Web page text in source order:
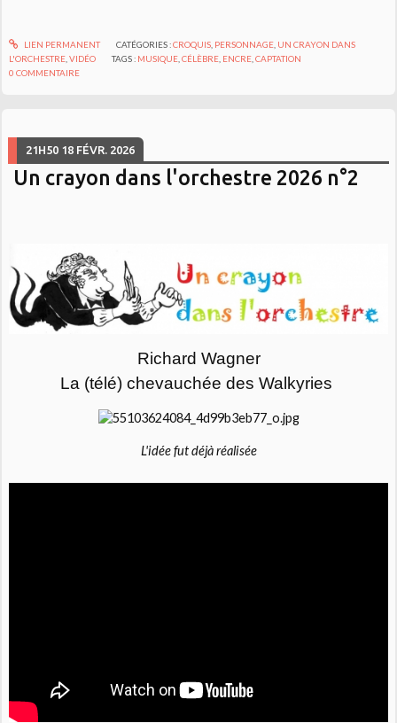
LIEN PERMANENT CATÉGORIES :CROQUIS, PERSONNAGE, UN CRAYON DANS
L'ORCHESTRE ,VIDÉO TAGS : MUSIQUE ,CÉLÈBRE ENCRE ,CAPTATION
0 COMMENTAIRE
21H50 18 FÉVR. 2026
Un crayon dans l'orchestre 2026 n°2
Richard Wagner
La (télé) chevauchée des Walkyries
L'idée fut déjà réalisée